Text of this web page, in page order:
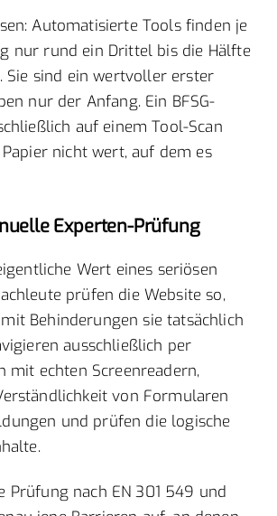
Automatisierte Tools finden je
nur rund ein Drittel bis die Hälfte
Sie sind ein wertvoller erster
nur der Anfang. Ein BFSG-
auf einem Tool-Scan
nicht wert, auf dem es
Experten-Prüfung
Wert eines seriösen
prüfen die Website so,
Behinderungen sie tatsächlich
ausschließlich per
mit echten Screenreadern,
von Formularen
und prüfen die logische
Prüfung nach EN 301 549 und